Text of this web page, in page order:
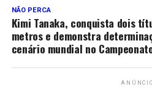
NÃO PERCA
Kimi Tanaka, conquista dois
metros e demonstra
cenário mundial no
ANÚNCIO